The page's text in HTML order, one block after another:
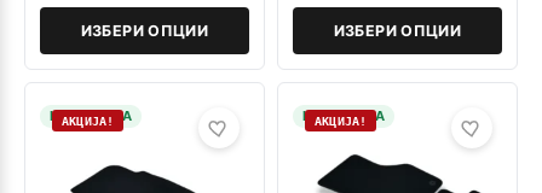
ИЗБЕРИ ОПЦИИ ИЗБЕРИ ОПЦИИ
НА ЗАЛИХА
АКЦИЈА! НА ЗАЛИХА
АКЦИЈА!